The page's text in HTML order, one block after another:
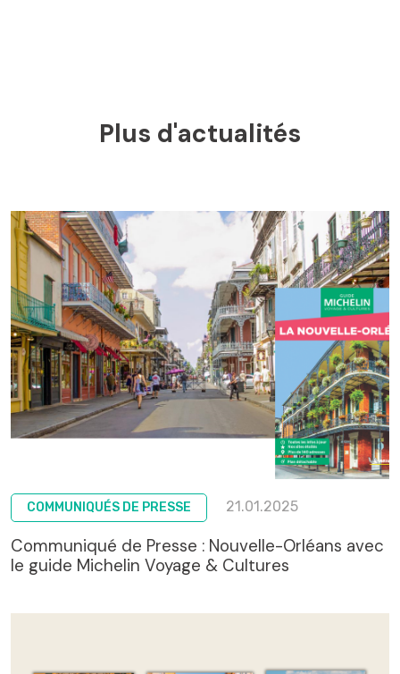
Plus d'actualités
COMMUNIQUÉS DE PRESSE 21.01.2025
Communiqué de Presse : Nouvelle-Orléans avec
le guide Michelin Voyage & Cultures